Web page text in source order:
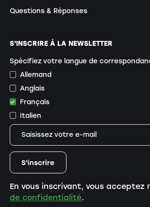
Questions & Réponses
S'INSCRIRE À LA NEWSLETTER
Spécifiez votre langue de
Allemand
Anglais
Français
Italien
En vous inscrivant, vous acceptez
de confidentialité.